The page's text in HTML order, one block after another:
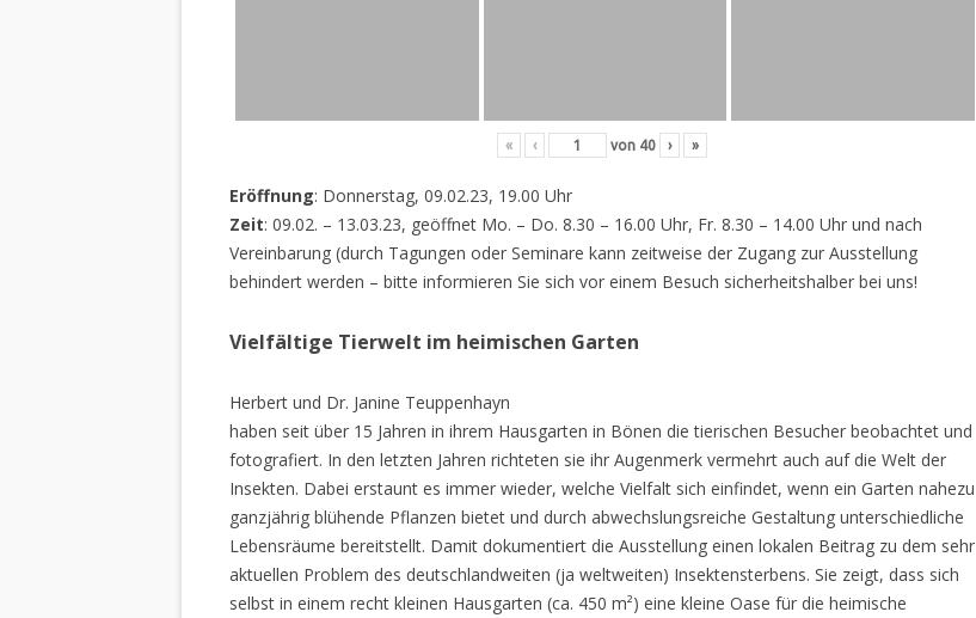
« ‹ von 40 › »
Eröffnung: Donnerstag, 09.02.23, 19.00 Uhr
Zeit: 09.02. – 13.03.23, geöffnet Mo. – Do. 8.30 – 16.00 Uhr, Fr. 8.30 – 14.00 Uhr und nach
Vereinbarung (durch Tagungen oder Seminare kann zeitweise der Zugang zur Ausstellung
behindert werden – bitte informieren Sie sich vor einem Besuch sicherheitshalber bei uns!
Vielfältige Tierwelt im heimischen Garten
Herbert und Dr. Janine Teuppenhayn
haben seit über 15 Jahren in ihrem Hausgarten in Bönen die tierischen Besucher beobachtet und
fotografiert. In den letzten Jahren richteten sie ihr Augenmerk vermehrt auch auf die Welt der
Insekten. Dabei erstaunt es immer wieder, welche Vielfalt sich einfindet, wenn ein Garten nahezu
ganzjährig blühende Pflanzen bietet und durch abwechslungsreiche Gestaltung unterschiedliche
Lebensräume bereitstellt. Damit dokumentiert die Ausstellung einen lokalen Beitrag zu dem sehr
aktuellen Problem des deutschlandweiten (ja weltweiten) Insektensterbens. Sie zeigt, dass sich
selbst in einem recht kleinen Hausgarten (ca. 450 m²) eine kleine Oase für die heimische